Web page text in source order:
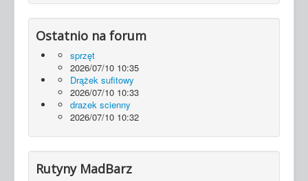
Ostatnio na forum
sprzęt
2026/07/10 10:35
Drążek sufitowy
2026/07/10 10:33
drazek scienny
2026/07/10 10:32
Rutyny MadBarz